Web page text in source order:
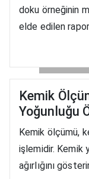
doku örneğinin
elde edilen
Kemik
Yoğunluğu
Kemik ölçümü,
işlemidir. Kemik
ağırlığını